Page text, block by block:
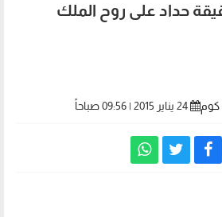
حداد على روح الملك
كوم